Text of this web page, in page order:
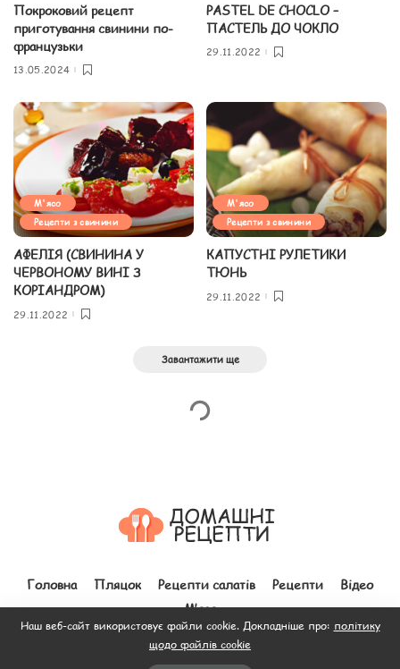
Покроковий рецепт
приготування свинини по-
французьки
13.05.2024
PASTEL DE CHOCLO –
ПАСТЕЛЬ ДО ЧОКЛО
29.11.2022
М'ясо
Рецепти з свинини
АФЕЛІЯ (СВИНИНА У
ЧЕРВОНОМУ ВИНІ З
КОРІАНДРОМ)
29.11.2022
М'ясо
Рецепти з свинини
КАПУСТНІ РУЛЕТИКИ
ТЮНЬ
29.11.2022
Завантажити ще
Головна Пляцок Рецепти салатів Рецепти
Відео
М’ясо
Наш веб-сайт використовує файли cookie. Докладніше про: політику
щодо файлів cookie